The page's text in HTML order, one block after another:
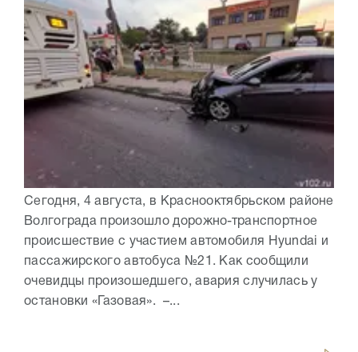
Сегодня, 4 августа, в Краснооктябрьском районе
Волгограда произошло дорожно-транспортное
происшествие с участием автомобиля Hyundai и
пассажирского автобуса №21. Как сообщили
очевидцы произошедшего, авария случилась у
остановки «Газовая». –...